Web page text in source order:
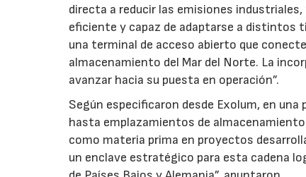
directa a reducir las emisiones
eficiente y capaz de adaptarse a distintos
una terminal de acceso abierto que
almacenamiento del Mar del Norte. La
avanzar hacia su puesta en operación”.
Según especificaron desde Exolum, en
hasta emplazamientos de
como materia prima en proyectos
un enclave estratégico para esta cadena